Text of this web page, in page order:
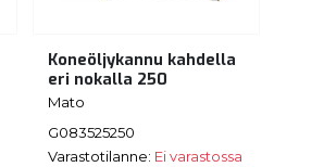
Koneöljykannu kahdella
eri nokalla 250
Mato
G083525250
Varastotilanne: Ei varastossa